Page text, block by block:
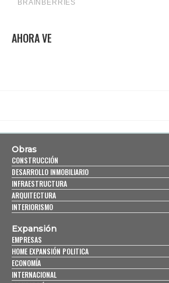
AHORA VE
Obras
CONSTRUCCIÓN
DESARROLLO INMOBILIARIO
INFRAESTRUCTURA
ARQUITECTURA
INTERIORISMO
Expansión
EMPRESAS
HOME EXPANSIÓN POLITICA
ECONOMÍA
INTERNACIONAL